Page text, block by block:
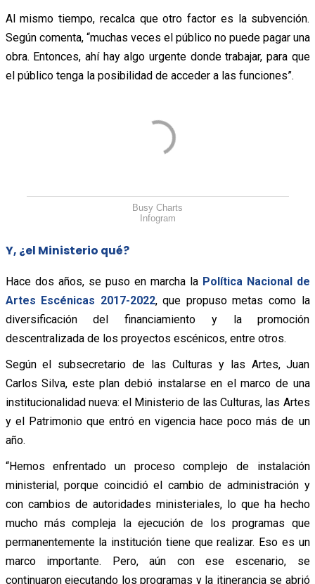
Al mismo tiempo, recalca que otro factor es la subvención.
Según comenta, “muchas veces el público no puede pagar una
obra. Entonces, ahí hay algo urgente donde trabajar, para que
el público tenga la posibilidad de acceder a las funciones”.
Busy Charts
Infogram
Y, ¿el Ministerio qué?
Hace dos años, se puso en marcha la Política Nacional de
Artes Escénicas 2017-2022, que propuso metas como la
diversificación del financiamiento y la promoción
descentralizada de los proyectos escénicos, entre otros.
Según el subsecretario de las Culturas y las Artes, Juan
Carlos Silva, este plan debió instalarse en el marco de una
institucionalidad nueva: el Ministerio de las Culturas, las Artes
y el Patrimonio que entró en vigencia hace poco más de un
año.
“Hemos enfrentado un proceso complejo de instalación
ministerial, porque coincidió el cambio de administración y
con cambios de autoridades ministeriales, lo que ha hecho
mucho más compleja la ejecución de los programas que
permanentemente la institución tiene que realizar. Eso es un
marco importante. Pero, aún con ese escenario, se
continuaron ejecutando los programas y la itinerancia se abrió